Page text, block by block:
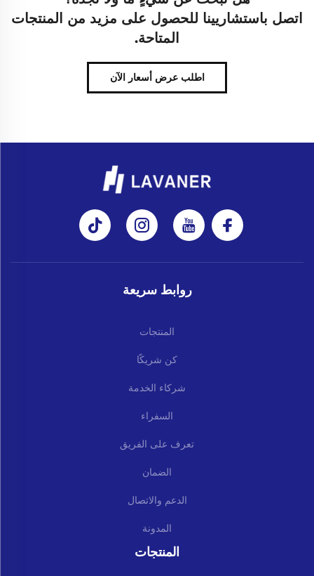
اتصل باستشاريينا للحصول على مزيد من المنتجات
المتاحة.
اطلب عرض أسعار الآن
روابط سريعة
المنتجات
كن شريكًا
شركاء الخدمة
السفراء
تعرف على الفريق
الضمان
الدعم والاتصال
المدونة
المنتجات